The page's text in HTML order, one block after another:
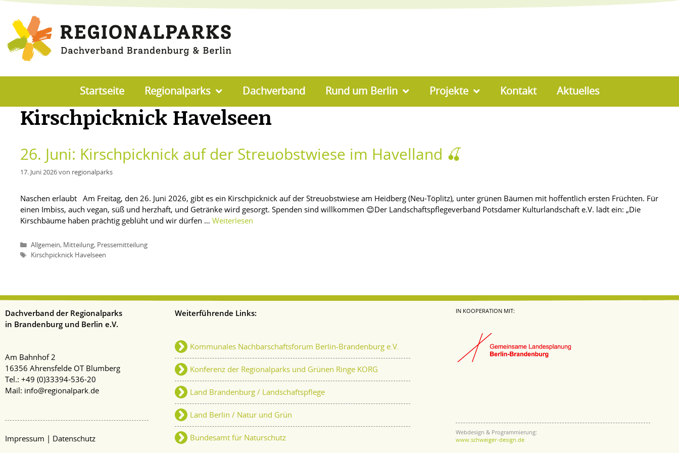
Startseite Regionalparks Dachverband Rund um Berlin Projekte Kontakt Aktuelles
Kirschpicknick Havelseen
26. Juni: Kirschpicknick auf der Streuobstwiese im Havelland 🍒
17. Juni 2026von regionalparks
Naschen erlaubt Am Freitag, den 26. Juni 2026, gibt es ein Kirschpicknick auf der Streuobstwiese am Heidberg (Neu-Töplitz), unter grünen Bäumen mit hoffentlich ersten Früchten. Für
einen Imbiss, auch vegan, süß und herzhaft, und Getränke wird gesorgt. Spenden sind willkommen 😊Der Landschaftspflegeverband Potsdamer Kulturlandschaft e.V. lädt ein: „Die
Kirschbäume haben prächtig geblüht und wir dürfen … Weiterlesen
Allgemein, Mitteilung, Pressemitteilung
Kirschpicknick Havelseen
Dachverband der Regionalparks
in Brandenburg und Berlin e.V.
Am Bahnhof 2
16356 Ahrensfelde OT Blumberg
Tel.: +49 (0)33394-536-20
Mail: info@regionalpark.de
Impressum | Datenschutz
Weiterführende Links:
Kommunales Nachbarschaftsforum Berlin-Brandenburg e.V.
Konferenz der Regionalparks und Grünen Ringe KORG
Land Brandenburg / Landschaftspflege
Land Berlin / Natur und Grün
Bundesamt für Naturschutz
IN KOOPERATION MIT:
Webdesign & Programmierung:
www.schweiger-design.de